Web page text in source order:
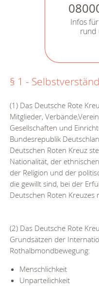
Infos
rund
§ 1 -
(1) Das Deutsche Rote
Mitglieder,
Gesellschaften und
Bundesrepublik
Deutschen Roten Kreuz
Nationalität, der
der Religion und der
die gewillt sind, bei der
Deutschen Roten Kreuzes
(2) Das Deutsche Rote
Grundsätzen der
Rothalbmondbewegung:
Menschlichkeit
Unparteilichkeit